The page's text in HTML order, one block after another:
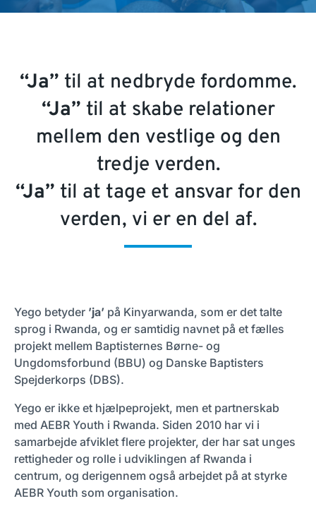
“Ja” til at nedbryde fordomme.
“Ja” til at skabe relationer
mellem den vestlige og den
tredje verden.
“Ja” til at tage et ansvar for den
verden, vi er en del af.
Yego betyder ’ja’ på Kinyarwanda, som er det talte
sprog i Rwanda, og er samtidig navnet på et fælles
projekt mellem Baptisternes Børne- og
Ungdomsforbund (BBU) og Danske Baptisters
Spejderkorps (DBS).
Yego er ikke et hjælpeprojekt, men et partnerskab
med AEBR Youth i Rwanda. Siden 2010 har vi i
samarbejde afviklet flere projekter, der har sat unges
rettigheder og rolle i udviklingen af Rwanda i
centrum, og derigennem også arbejdet på at styrke
AEBR Youth som organisation.